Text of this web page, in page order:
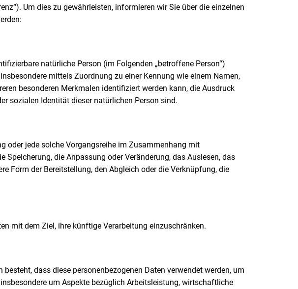
Um dies zu gewährleisten, informieren wir Sie über die einzelnen
natürliche Person (im Folgenden „betroffene Person“)
mittels Zuordnung zu einer Kennung wie einem Namen,
besonderen Merkmalen identifiziert werden kann, die Ausdruck
sozialen Identität dieser natürlichen Person sind.
oder jede solche Vorgangsreihe im Zusammenhang mit
Speicherung, die Anpassung oder Veränderung, das Auslesen, das
Form der Bereitstellung, den Abgleich oder die Verknüpfung, die
mit dem Ziel, ihre künftige Verarbeitung einzuschränken.
dass diese personenbezogenen Daten verwendet werden, um
um Aspekte bezüglich Arbeitsleistung, wirtschaftliche